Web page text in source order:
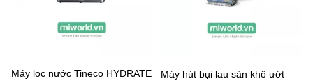
Máy lọc nước Tineco HYDRATE
Máy hút bụi lau sàn khô ướt